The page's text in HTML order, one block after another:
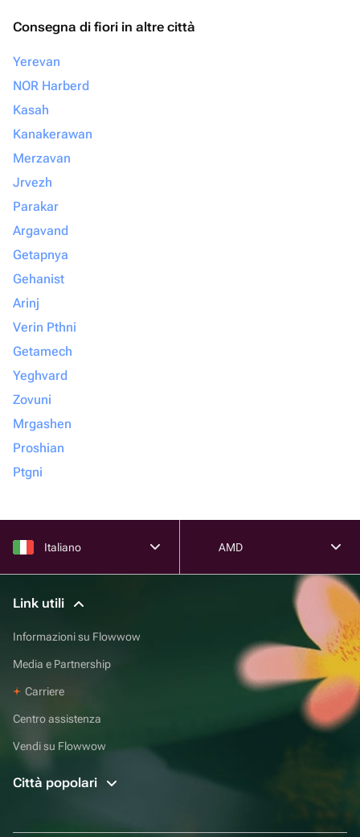
Consegna di fiori in altre città
Yerevan
NOR Harberd
Kasah
Kanakerawan
Merzavan
Jrvezh
Parakar
Argavand
Getapnya
Gehanist
Arinj
Verin Pthni
Getamech
Yeghvard
Zovuni
Mrgashen
Proshian
Ptgni
Italiano AMD
Link utili
Informazioni su Flowwow
Media e Partnership
Carriere
Centro assistenza
Vendi su Flowwow
Città popolari